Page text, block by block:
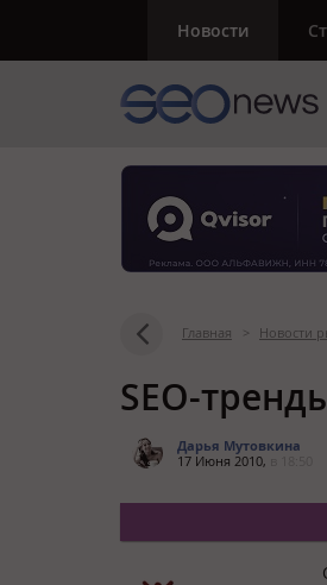
Новости
Главная > Новости
SEO-
Дарья Мутовкина
17 Июня 2010,